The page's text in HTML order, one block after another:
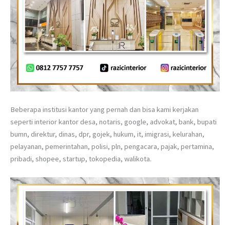
Beberapa institusi kantor yang pernah dan bisa kami kerjakan
seperti interior kantor desa, notaris, google, advokat, bank, bupati
bumn, direktur, dinas, dpr, gojek, hukum, it, imigrasi, kelurahan,
pelayanan, pemerintahan, polisi, pln, pengacara, pajak, pertamina,
pribadi, shopee, startup, tokopedia, walikota.